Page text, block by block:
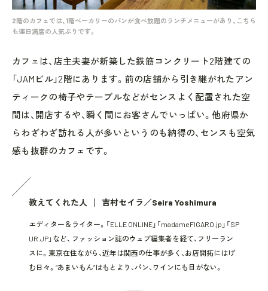
2階のカフェでは、1階ベーカリーのパンが食べ放題のランチメニューがあり、こちら
も連日満席の人気ぶりです。
カフェは、店主夫妻が新築した鉄筋コンクリート2階建ての
「JAMビル」2階にあります。前の店舗から引き継がれたアン
ティークの椅子やテーブルなどがセンスよく配置された空
間は、開店するや、瞬く間にお客さんでいっぱい。他府県か
らわざわざ訪れる人が多いというのも納得の、センスも空気
感も抜群のカフェです。
教えてくれた人 吉村セイラ／Seira Yoshimura
エディター＆ライター。「ELLE ONLINE」「madameFIGARO.jp」「SP
UR.JP」など、 ファッション誌のウェブ編集者を経て、フリーラン
スに。東京在住ながら、近年は関西の仕事が多く、お店開拓にはげ
む日々。“あまいもん”はもとより、パン、ワインにも目がない。